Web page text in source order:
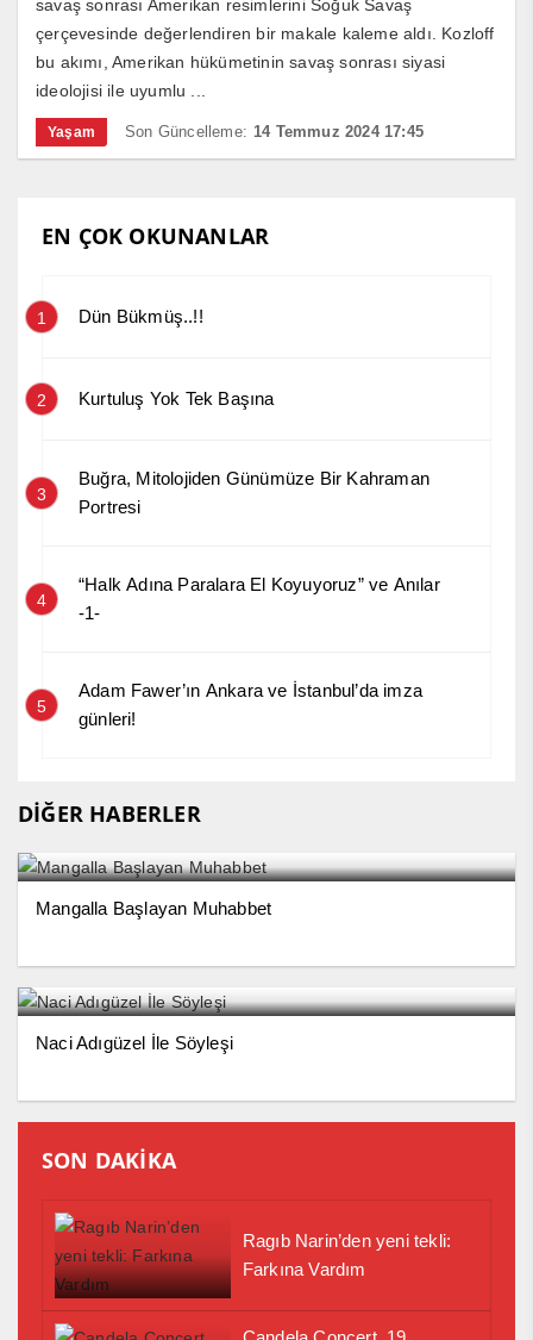
savaş sonrası Amerikan resimlerini Soğuk Savaş
çerçevesinde değerlendiren bir makale kaleme aldı. Kozloff
bu akımı, Amerikan hükümetinin savaş sonrası siyasi
ideolojisi ile uyumlu ...
Yaşam Son Güncelleme: 14 Temmuz 2024 17:45
EN ÇOK OKUNANLAR
1 Dün Bükmüş..!!
2 Kurtuluş Yok Tek Başına
3
Buğra, Mitolojiden Günümüze Bir Kahraman
Portresi
4
“Halk Adına Paralara El Koyuyoruz” ve Anılar
-1-
5
Adam Fawer’ın Ankara ve İstanbul’da imza
günleri!
DİĞER HABERLER
Mangalla Başlayan Muhabbet
Naci Adıgüzel İle Söyleşi
SON DAKİKA
Ragıb Narin’den yeni tekli:
Farkına Vardım